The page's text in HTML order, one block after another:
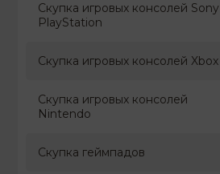
Скупка игровых консолей Sony
PlayStation
Скупка игровых консолей Xbox
Скупка игровых консолей
Nintendo
Скупка геймпадов